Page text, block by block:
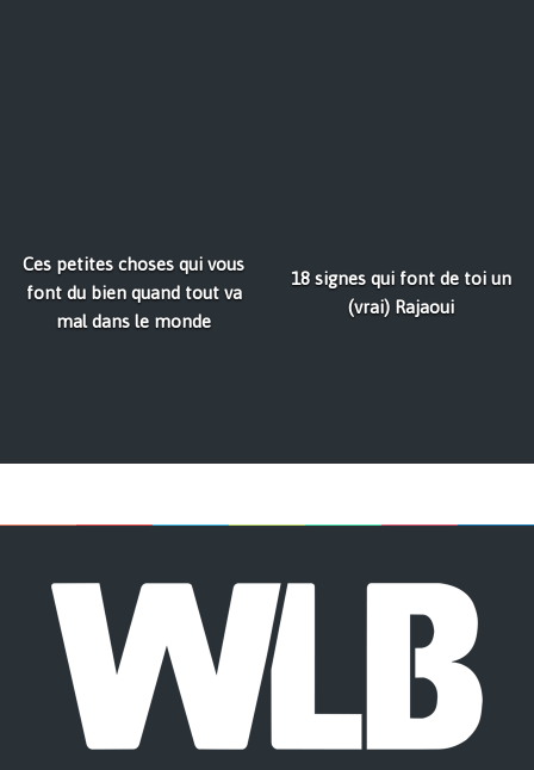
Ces petites choses qui vous
font du bien quand tout va
mal dans le monde
18 signes qui font de toi un
(vrai) Rajaoui